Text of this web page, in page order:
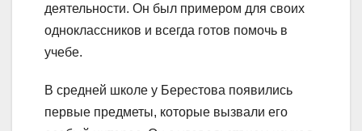
деятельности. Он был примером для своих
одноклассников и всегда готов помочь в
учебе.
В средней школе у Берестова появились
первые предметы, которые вызвали его